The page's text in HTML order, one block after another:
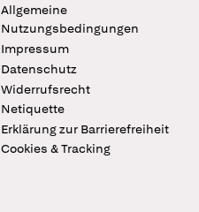
Allgemeine
Nutzungsbedingungen
Impressum
Datenschutz
Widerrufsrecht
Netiquette
Erklärung zur Barrierefreiheit
Cookies & Tracking